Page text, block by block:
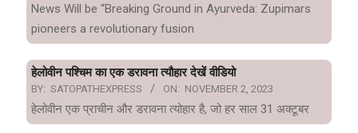
News Will be “Breaking Ground in Ayurveda: Zupimars
pioneers a revolutionary fusion
हेलोवीन पश्चिम का एक डरावना त्यौहार देखें वीडियो
BY: SATOPATHEXPRESS ON: NOVEMBER 2, 2023
हेलोवीन एक प्राचीन और डरावना त्योहार है, जो हर साल 31 अक्टूबर